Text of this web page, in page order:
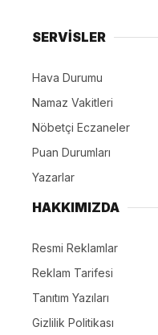
SERVİSLER
Hava Durumu
Namaz Vakitleri
Nöbetçi Eczaneler
Puan Durumları
Yazarlar
HAKKIMIZDA
Resmi Reklamlar
Reklam Tarifesi
Tanıtım Yazıları
Gizlilik Politikası